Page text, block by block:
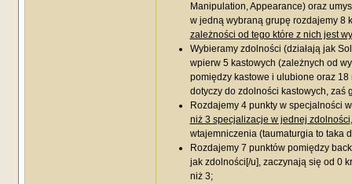
Manipulation, Appearance) oraz
w jedną wybraną grupę rozdajemy 8
zależności od tego które z nich jest
Wybieramy zdolności (działają jak
wpierw 5 kastowych (zależnych od
pomiędzy kastowe i ulubione oraz
dotyczy do zdolności kastowych, zaś
Rozdajemy 4 punkty w specjalności
niż 3 specjalizacje w jednej zdolności
wtajemniczenia (taumaturgia to taka
Rozdajemy 7 punktów pomiędzy
jak zdolności[/u], zaczynają się od 0
niż 3;